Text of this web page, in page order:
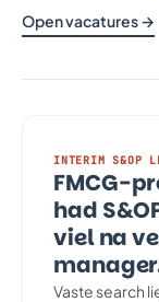
Open vacatures →
INTERIM S&OP
FMCG-
had
viel na
Vaste search